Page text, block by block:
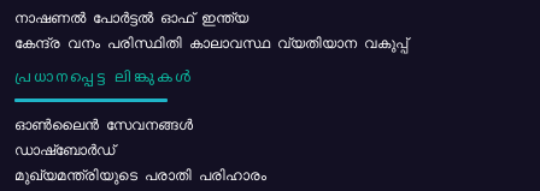
നാഷണൽ പോർട്ടൽ ഓഫ് ഇന്ത്യ
കേന്ദ്ര വനം പരിസ്ഥിതി കാലാവസ്ഥ വ്യതിയാന വകുപ്പ്
പ്രധാനപ്പെട്ട ലിങ്കുകൾ
ഓൺലൈൻ സേവനങ്ങൾ
ഡാഷ്ബോർഡ്
മുഖ്യമന്ത്രിയുടെ പരാതി പരിഹാരം